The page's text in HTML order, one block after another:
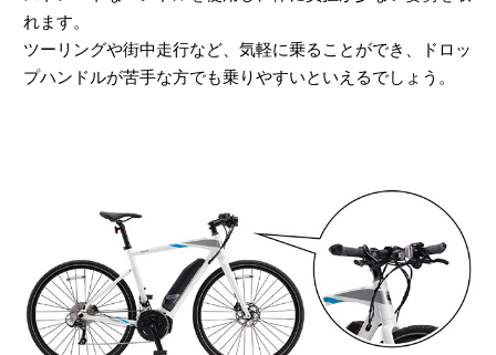
れます。
ツーリングや街中走行など、気軽に乗ることができ、ドロッ
プハンドルが苦手な方でも乗りやすいといえるでしょう。